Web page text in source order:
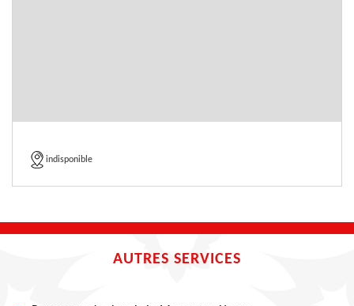
indisponible
AUTRES SERVICES